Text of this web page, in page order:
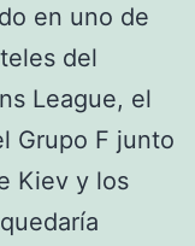
en uno de
del
League, el
Grupo F junto
Kiev y los